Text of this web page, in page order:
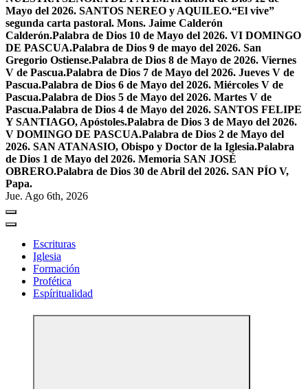
Mayo del 2026. SANTOS NEREO y AQUILEO.“El vive”
segunda carta pastoral. Mons. Jaime Calderón
Calderón.Palabra de Dios 10 de Mayo del 2026. VI DOMINGO
DE PASCUA.Palabra de Dios 9 de mayo del 2026. San
Gregorio Ostiense.Palabra de Dios 8 de Mayo de 2026. Viernes
V de Pascua.Palabra de Dios 7 de Mayo del 2026. Jueves V de
Pascua.Palabra de Dios 6 de Mayo del 2026. Miércoles V de
Pascua.Palabra de Dios 5 de Mayo del 2026. Martes V de
Pascua.Palabra de Dios 4 de Mayo del 2026. SANTOS FELIPE
Y SANTIAGO, Apóstoles.Palabra de Dios 3 de Mayo del 2026.
V DOMINGO DE PASCUA.Palabra de Dios 2 de Mayo del
2026. SAN ATANASIO, Obispo y Doctor de la Iglesia.Palabra
de Dios 1 de Mayo del 2026. Memoria SAN JOSÉ
OBRERO.Palabra de Dios 30 de Abril del 2026. SAN PÍO V,
Papa.
Jue. Ago 6th, 2026
Escrituras
Iglesia
Formación
Profética
Espíritualidad